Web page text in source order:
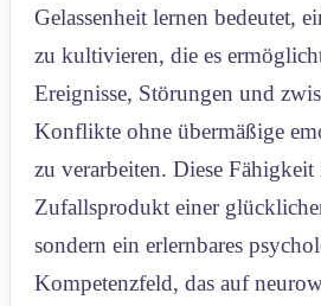
Gelassenheit lernen bedeutet,
zu kultivieren, die es
Ereignisse, Störungen und
Konflikte ohne übermäßige
zu verarbeiten. Diese Fähigkeit
Zufallsprodukt einer
sondern ein erlernbares
Kompetenzfeld, das auf